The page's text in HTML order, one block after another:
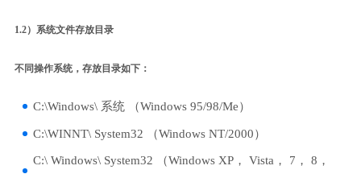
1.2）系统文件存放目录
不同操作系统，存放目录如下：
C:\Windows\ 系统 （Windows 95/98/Me）
C:\WINNT\ System32 （Windows NT/2000）
C:\ Windows\ System32 （Windows XP， Vista， 7， 8，